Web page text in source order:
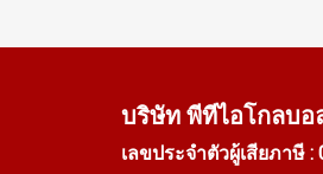
บริษัท พีทีไอโกลบอ
เลขประจำตัวผู้เสียภาษี :